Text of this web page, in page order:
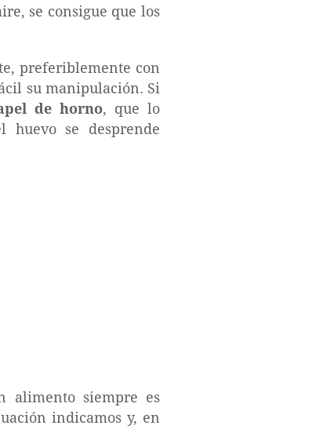
se consigue que los
preferiblemente con
su manipulación. Si
de horno, que lo
huevo se desprende
alimento siempre es
indicamos y, en